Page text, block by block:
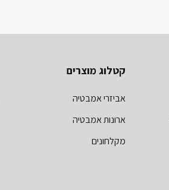
קטלוג מוצרים
אביזרי אמבטיה
ארונות אמבטיה
מקלחונים